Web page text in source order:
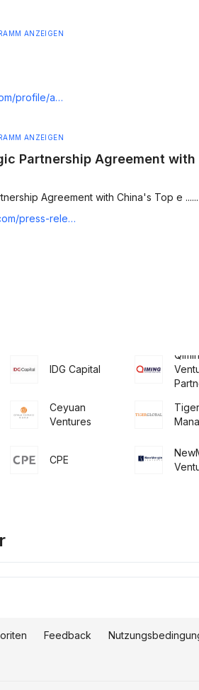
ANZEIGEN
andrew-yan/
ANZEIGEN
Partnership Agreement with
Agreement with China's Top e ......
with-chinas-top-e-commerce-software
IDG Capital
Ceyuan
Ventures
CPE
Feedback